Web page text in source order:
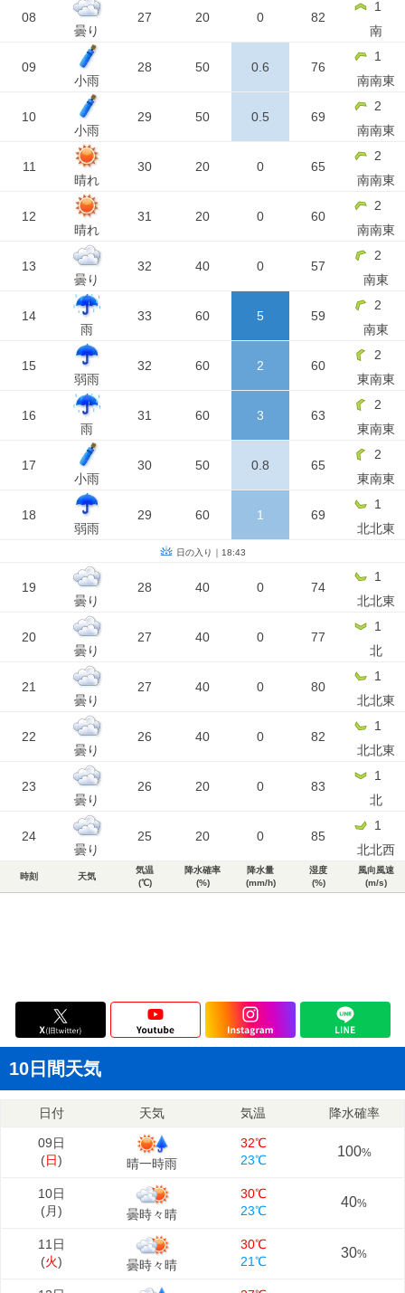
08
曇り
27 20 0 82
1
南
09
小雨
28 50 0.6 76
1
南南東
10
小雨
29 50 0.5 69
2
南南東
11
晴れ
30 20 0 65
2
南南東
12
晴れ
31 20 0 60
2
南南東
13
曇り
32 40 0 57
2
南東
14
雨
33 60 5 59
2
南東
15
弱雨
32 60 2 60
2
東南東
16
雨
31 60 3 63
2
東南東
17
小雨
30 50 0.8 65
2
東南東
18
弱雨
29 60 1 69
1
北北東
日の入り｜18:43
19
曇り
28 40 0 74
1
北北東
20
曇り
27 40 0 77
1
北
21
曇り
27 40 0 80
1
北北東
22
曇り
26 40 0 82
1
北北東
23
曇り
26 20 0 83
1
北
24
曇り
25 20 0 85
1
北北西
時刻 天気
気温
(℃)
降水確率
(%)
降水量
(mm/h)
湿度
(%)
風向風速
(m/s)
10日間天気
日付 天気 気温 降水確率
09日
(日) 晴一時雨
32℃
23℃
100%
10日
(月) 曇時々晴
30℃
23℃
40%
11日
(火) 曇時々晴
30℃
21℃
30%